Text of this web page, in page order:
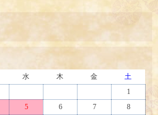
水 木 金
土
1
5 6 7
8